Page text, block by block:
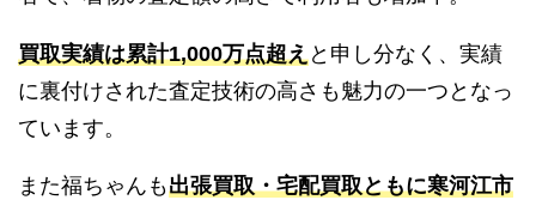
買取実績は累計1,000万点超えと申し分なく、実績
に裏付けされた査定技術の高さも魅力の一つとなっ
ています。
また福ちゃんも出張買取・宅配買取ともに寒河江市